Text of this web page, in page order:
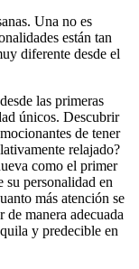
Una no es
están tan
diferente desde el
las primeras
únicos. Descubrir
de tener
relajado?
como el primer
su personalidad en
más atención se
de manera adecuada
y predecible en